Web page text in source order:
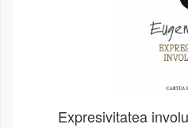
Expresivitatea